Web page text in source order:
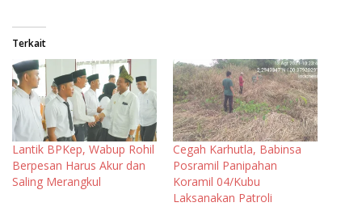
Terkait
Lantik BPKep, Wabup Rohil
Berpesan Harus Akur dan
Saling Merangkul
Cegah Karhutla, Babinsa
Posramil Panipahan
Koramil 04/Kubu
Laksanakan Patroli